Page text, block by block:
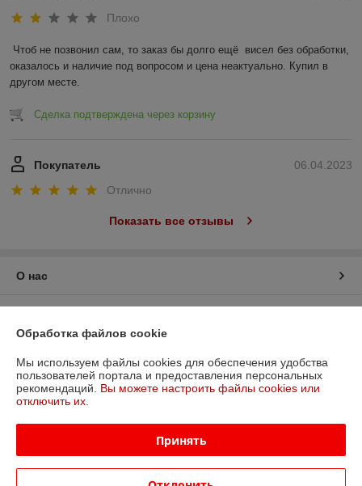
Плохо
Чтоб не позвонил сам, то заказ бы долго ещё  висел без обработки,
оказалось и наличие под вопросом и цена неактуально. Купил в
другом месте.
Сделка подтверждена через корзину
06.04.2023
Покупатель
Отлично
Показать все отзывы
О нас
График работы
Полная версия сайта
Политика обработки cookies
Обработка файлов cookie
Мы используем файлы cookies для обеспечения удобства
пользователей портала и предоставления персональных
рекомендаций. Вы можете настроить файлы cookies или
отключить их.
Принять